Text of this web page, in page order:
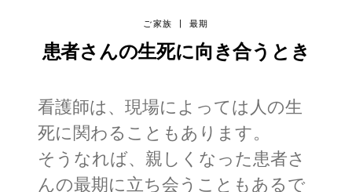
ご家族 最期
患者さんの生死に向き合うとき
看護師は、現場によっては人の生
死に関わることもあります。
そうなれば、親しくなった患者さ